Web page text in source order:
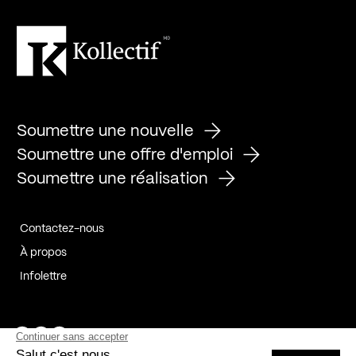
Soumettre une nouvelle
Soumettre une offre d'emploi
Soumettre une réalisation
Contactez-nous
À propos
Infolettre
Page Facebook de Kollectif
Page Instagram de Kollectif
Page Linkedin de Kollectif